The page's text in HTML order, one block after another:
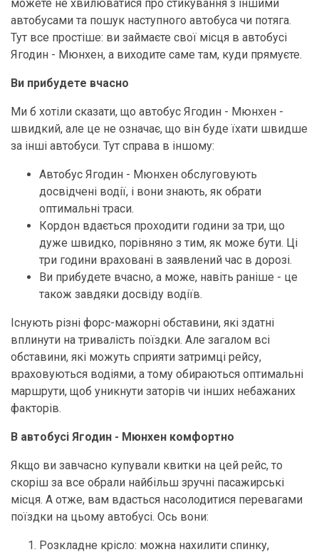
можете не хвилюватися про стикування з іншими
автобусами та пошук наступного автобуса чи потяга.
Тут все простіше: ви займаєте свої місця в автобусі
Ягодин - Мюнхен, а виходите саме там, куди прямуєте.
Ви прибудете вчасно
Ми б хотіли сказати, що автобус Ягодин - Мюнхен -
швидкий, але це не означає, що він буде їхати швидше
за інші автобуси. Тут справа в іншому:
Автобус Ягодин - Мюнхен обслуговують
досвідчені водії, і вони знають, як обрати
оптимальні траси.
Кордон вдається проходити години за три, що
дуже швидко, порівняно з тим, як може бути. Ці
три години враховані в заявлений час в дорозі.
Ви прибудете вчасно, а може, навіть раніше - це
також завдяки досвіду водіїв.
Існують різні форс-мажорні обставини, які здатні
вплинути на тривалість поїздки. Але загалом всі
обставини, які можуть сприяти затримці рейсу,
враховуються водіями, а тому обираються оптимальні
маршрути, щоб уникнути заторів чи інших небажаних
факторів.
В автобусі Ягодин - Мюнхен комфортно
Якщо ви завчасно купували квитки на цей рейс, то
скоріш за все обрали найбільш зручні пасажирські
місця. А отже, вам вдасться насолодитися перевагами
поїздки на цьому автобусі. Ось вони:
Розкладне крісло: можна нахилити спинку,